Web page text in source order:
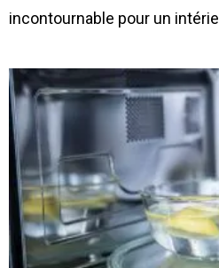
incontournable pour un